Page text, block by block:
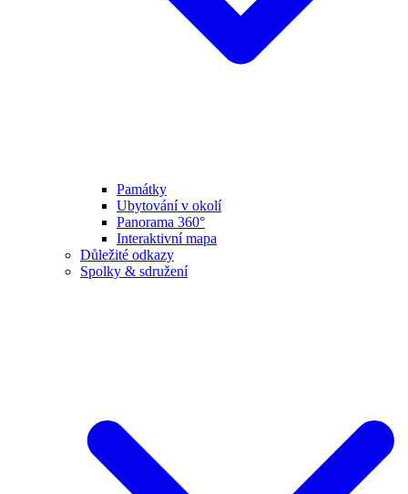
Památky
Ubytování v okolí
Panorama 360°
Interaktivní mapa
Důležité odkazy
Spolky & sdružení